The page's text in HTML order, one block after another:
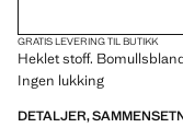
GRATIS LEVERING TIL BUTIKK
Heklet stoff.
Ingen lukking
DETALJER,